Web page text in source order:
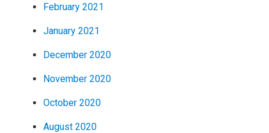
February 2021
January 2021
December 2020
November 2020
October 2020
August 2020